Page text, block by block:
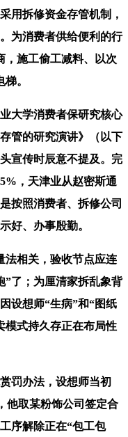
用拆修资金存管机制，
为消费者供给便利的行
，施工偷工减料、以次
。
学消费者保研究核心
管的研究演讲》（以下
宣传时辰意不提及。完
，天津业从赵密斯通
按照消费者、拆修公司
好、办事殷勤。
相关，验收节点应连
”了；为厘清家拆乱象背
设想师“生病”和“图纸
模式持久存正在布局性
办法，设想师当初
他取某粉饰公司签定合
序解除正在“包工包